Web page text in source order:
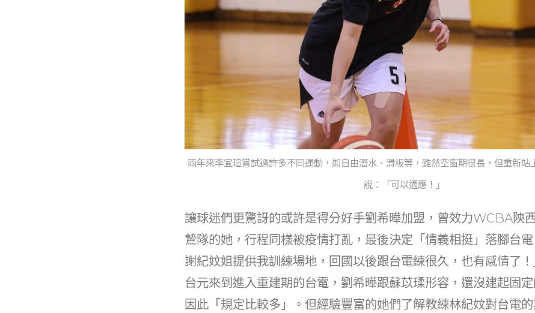
兩年來李宜瑄嘗試過許多不同運動，如自由潛水、滑板等，雖然空窗期很長，但重新站
說：「可以適應！」
讓球迷們更驚訝的或許是得分好手劉希曄加盟，曾效力WCBA陝
鷙隊的她，行程同樣被疫情打亂，最後決定「情義相挺」落腳台
謝紀妏姐提供我訓練場地，回國以後跟台電練很久，也有感情了
台元來到進入重建期的台電，劉希曄跟蘇苡瑈形容，還沒建起固
因此「規定比較多」。但經驗豐富的她們了解教練林紀妏對台電